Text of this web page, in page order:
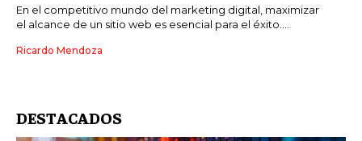
Aparece en periódicos digitales y domina los buscadores,
En el competitivo mundo del marketing digital, maximizar
el alcance de un sitio web es esencial para el éxito....
Ricardo Mendoza
DESTACADOS